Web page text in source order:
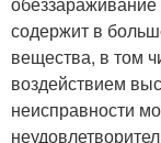
содержит в
вещества, в том
воздействием
неисправности